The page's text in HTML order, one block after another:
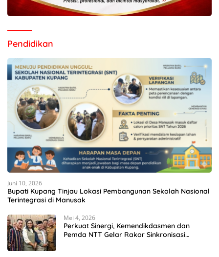
Pendidikan
Juni 10, 2026
Bupati Kupang Tinjau Lokasi Pembangunan Sekolah Nasional
Terintegrasi di Manusak
Mei 4, 2026
Perkuat Sinergi, Kemendikdasmen dan
Pemda NTT Gelar Rakor Sinkronisasi